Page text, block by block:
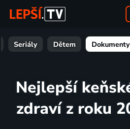
Seriály Dětem Dokumenty
Nejlepší
zdraví z roku